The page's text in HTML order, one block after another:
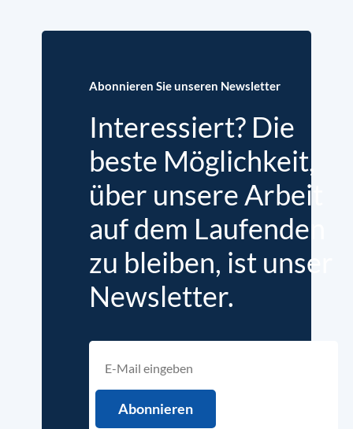
Abonnieren Sie unseren Newsletter
Interessiert? Die
beste Möglichkeit,
über unsere Arbeit
auf dem Laufenden
zu bleiben, ist unser
Newsletter.